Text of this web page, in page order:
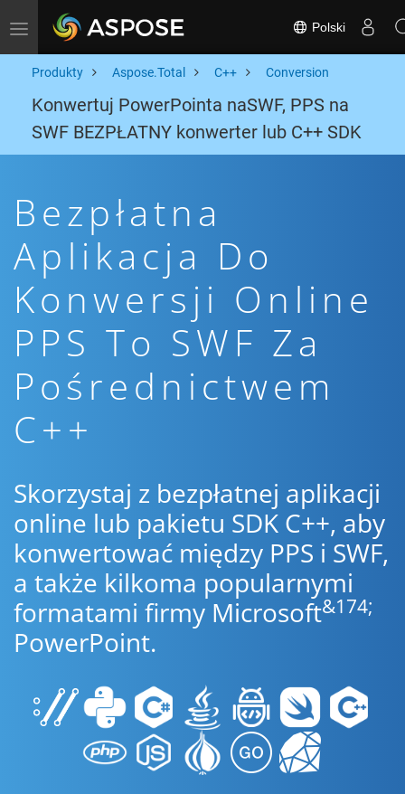
Toggle navigation Polski
Produkty Aspose.Total C++ Conversion
Konwertuj PowerPointa naSWF, PPS na
SWF BEZPŁATNY konwerter lub C++ SDK
Bezpłatna
Aplikacja Do
Konwersji Online
PPS To SWF Za
Pośrednictwem
C++
Skorzystaj z bezpłatnej aplikacji
online lub pakietu SDK C++, aby
konwertować między PPS i SWF,
a także kilkoma popularnymi
formatami firmy Microsoft&174;
PowerPoint.